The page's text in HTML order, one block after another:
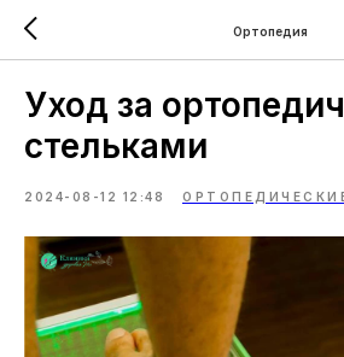
Ортопедия
Уход за
стельками
2024-08-12 12:48